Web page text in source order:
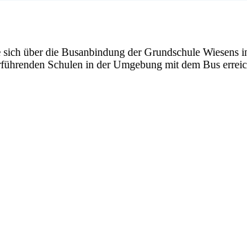
über die Busanbindung der Grundschule
Schulen in der Umgebung mit dem Bus